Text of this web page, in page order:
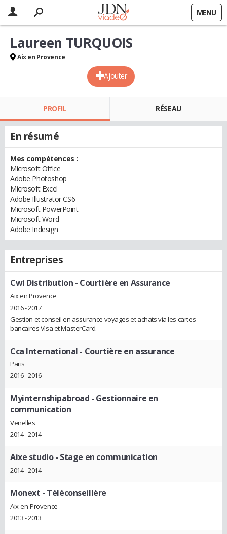
MENU
Ajouter
Laureen TURQUOIS
Aix en Provence
PROFIL RÉSEAU
En résumé
Mes compétences :
Microsoft Office
Adobe Photoshop
Microsoft Excel
Adobe Illustrator CS6
Microsoft PowerPoint
Microsoft Word
Adobe Indesign
Entreprises
Cwi Distribution - Courtière en Assurance
Aix en Provence
2016 - 2017
Gestion et conseil en assurance voyages et achats via les cartes
bancaires Visa et MasterCard.
Cca International - Courtière en assurance
Paris
2016 - 2016
Myinternshipabroad - Gestionnaire en
communication
Venelles
2014 - 2014
Aixe studio- Stage en communication
2014 - 2014
Monext - Téléconseillère
Aix-en-Provence
2013 - 2013